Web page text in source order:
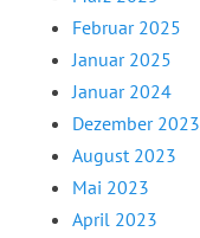
Februar 2025
Januar 2025
Januar 2024
Dezember 2023
August 2023
Mai 2023
April 2023